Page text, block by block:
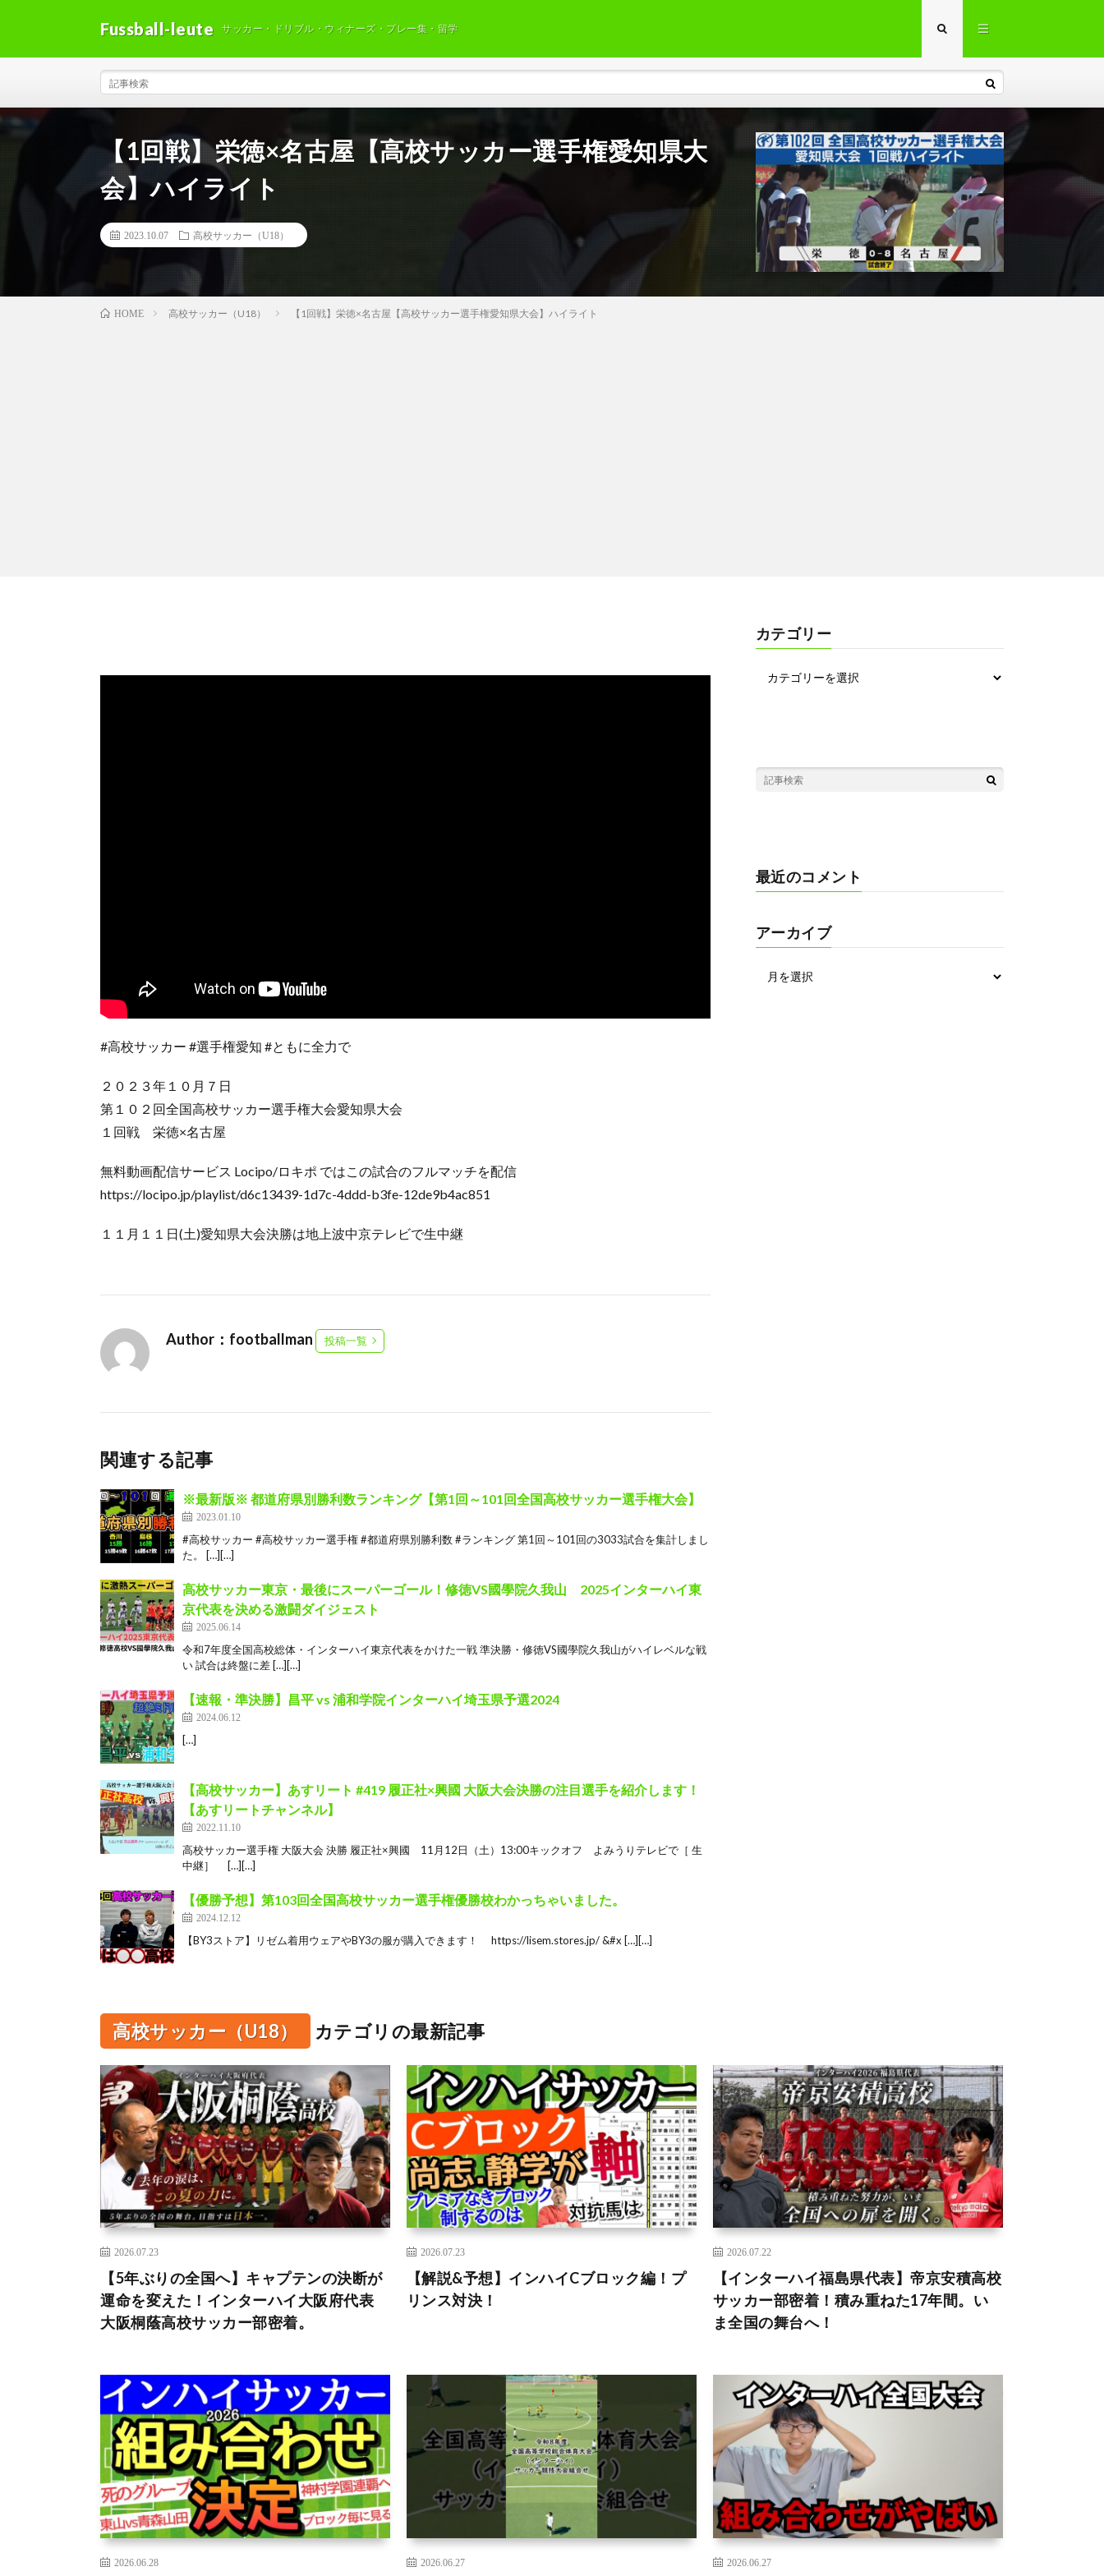
Fussball-leute サッカー・ドリブル・ウィナーズ・プレー集・留学
【1回戦】栄徳×名古屋【高校サッカー選手権愛知県大
会】ハイライト
2023.10.07 高校サッカー（U18）
HOME 高校サッカー（U18） 【1回戦】栄徳×名古屋【高校サッカー選手権愛知県大会】ハイライト
#高校サッカー #選手権愛知 #ともに全力で
２０２３年１０月７日
第１０２回全国高校サッカー選手権大会愛知県大会
１回戦 栄徳×名古屋
無料動画配信サービス Locipo/ロキポ ではこの試合のフルマッチを配信
https://locipo.jp/playlist/d6c13439-1d7c-4ddd-b3fe-12de9b4ac851
１１月１１日(土)愛知県大会決勝は地上波中京テレビで生中継
Author：footballman 投稿一覧
関連する記事
※最新版※ 都道府県別勝利数ランキング【第1回～101回全国高校サッカー選手権大会】
2023.01.10
#高校サッカー #高校サッカー選手権 #都道府県別勝利数 #ランキング 第1回～101回の3033試合を集計しまし
た。 […][…]
高校サッカー東京・最後にスーパーゴール！修徳VS國學院久我山 2025インターハイ東
京代表を決める激闘ダイジェスト
2025.06.14
令和7年度全国高校総体・インターハイ東京代表をかけた一戦 準決勝・修徳VS國學院久我山がハイレベルな戦
い 試合は終盤に差 […][…]
【速報・準決勝】昌平 vs 浦和学院インターハイ埼玉県予選2024
2024.06.12
[…]
【高校サッカー】あすリート #419 履正社×興國 大阪大会決勝の注目選手を紹介します！
【あすリートチャンネル】
2022.11.10
高校サッカー選手権 大阪大会 決勝 履正社×興國 11月12日（土）13:00キックオフ よみうりテレビで［ 生
中継］ […][…]
【優勝予想】第103回全国高校サッカー選手権優勝校わかっちゃいました。
2024.12.12
【BY3ストア】リゼム着用ウェアやBY3の服が購入できます！ https://lisem.stores.jp/ &#x […][…]
カテゴリー
最近のコメント
アーカイブ
高校サッカー（U18） カテゴリの最新記事
2026.07.23
【5年ぶりの全国へ】キャプテンの決断が
運命を変えた！インターハイ大阪府代表
大阪桐蔭高校サッカー部密着。
2026.07.23
【解説&予想】インハイCブロック編！プ
リンス対決！
2026.07.22
【インターハイ福島県代表】帝京安積高校
サッカー部密着！積み重ねた17年間。い
ま全国の舞台へ！
2026.06.28 2026.06.27 2026.06.27